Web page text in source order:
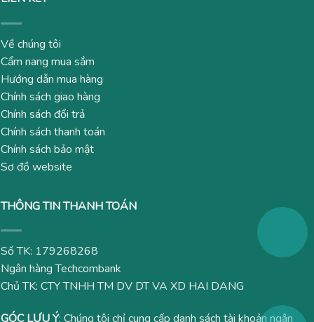
Về chúng tôi
Cẩm nang mua sắm
Hướng dẫn mua hàng
Chính sách giao hàng
Chính sách đổi trả
Chính sách thanh toán
Chính sách bảo mật
Sơ đồ website
THÔNG TIN THANH TOÁN
Số TK: 179268268
Ngân hàng Techcombank
Chủ TK: CTY TNHH TM DV DT VA XD HAI DANG
GÓC LƯU Ý: Chúng tôi chỉ cung cấp danh sách tài khoản ngân